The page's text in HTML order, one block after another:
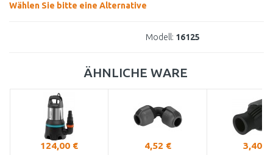
Wählen Sie bitte eine Alternative
Modell: 16125
ÄHNLICHE WARE
124,00 € 4,52 € 3,40 €